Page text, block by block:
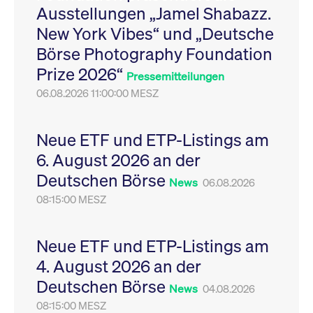
Ausstellungen „Jamel Shabazz.
New York Vibes“ und „Deutsche
Börse Photography Foundation
Prize 2026“ Pressemitteilungen
06.08.2026 11:00:00 MESZ
Neue ETF und ETP-Listings am
6. August 2026 an der
Deutschen Börse News 06.08.2026
08:15:00 MESZ
Neue ETF und ETP-Listings am
4. August 2026 an der
Deutschen Börse News 04.08.2026
08:15:00 MESZ
Leistung der Website
zu messen. Es handelt
sich um ein Muster-
Cookie, bei dem auf
das Präfix _pk_ses
eine kurze Reihe von
VISITOR_PRIVACY_METADATA
YouTube
.youtube.com
6
Monate
Dieses Cookie dient
Speicherung der
Einwilligungs- und
des Nutzers für ihre
Interaktion mit der
Sitzungen geehrt